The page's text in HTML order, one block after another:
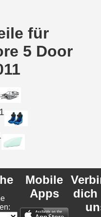
für
5 Door
1
Mobile
Apps
dich